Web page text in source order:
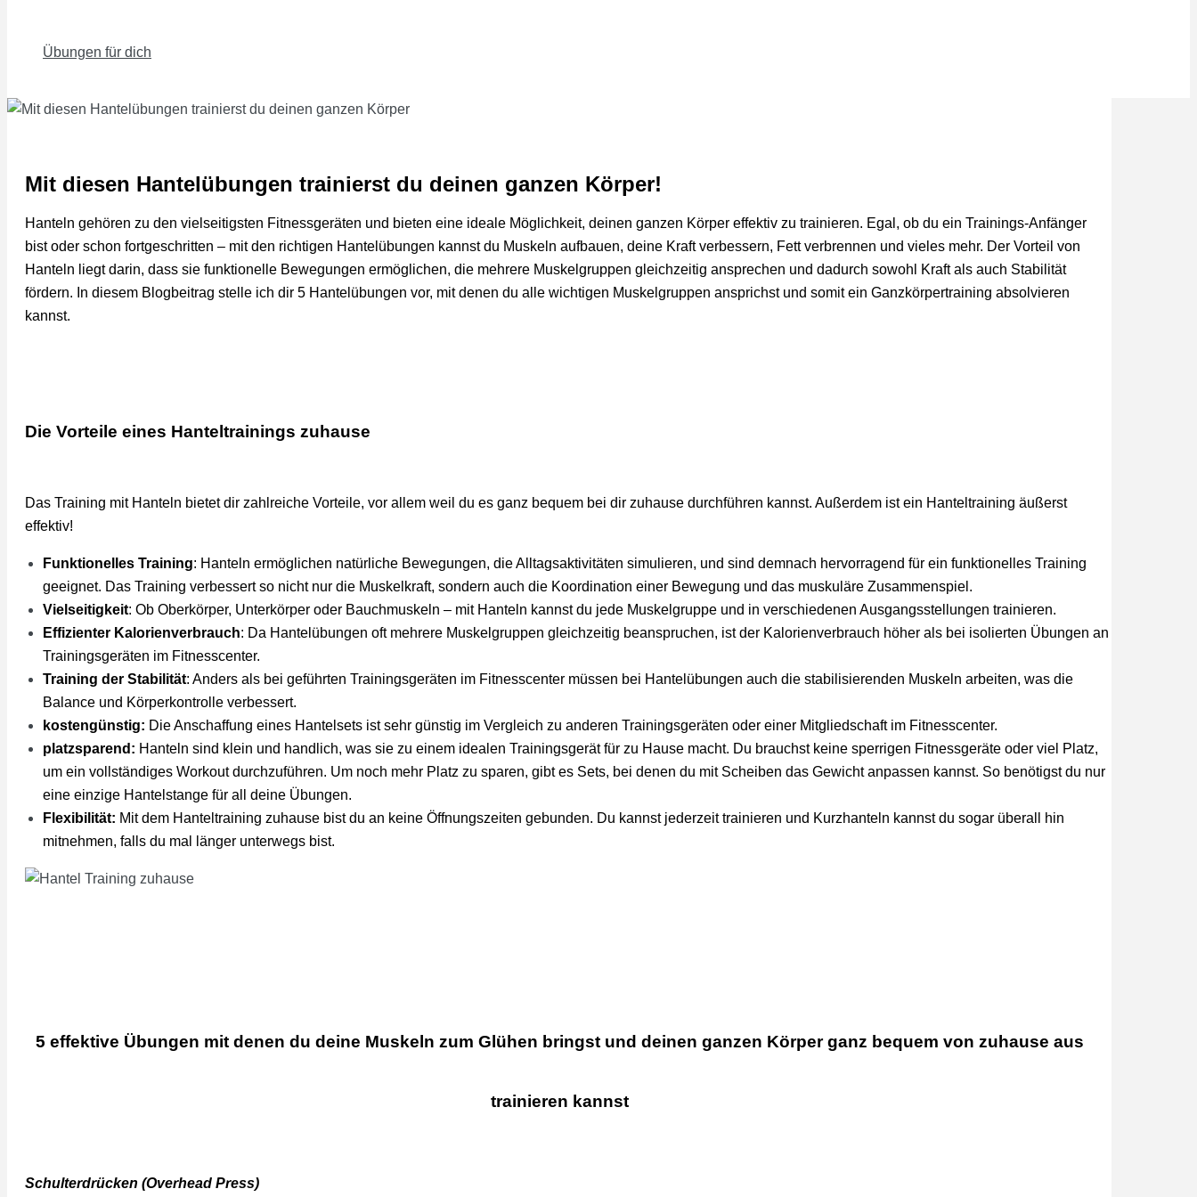
Übungen für dich
Mit diesen Hantelübungen trainierst du deinen ganzen Körper!
Hanteln gehören zu den vielseitigsten Fitnessgeräten und bieten eine ideale Möglichkeit, deinen ganzen Körper effektiv zu trainieren. Egal, ob du ein Trainings-Anfänger
bist oder schon fortgeschritten – mit den richtigen Hantelübungen kannst du Muskeln aufbauen, deine Kraft verbessern, Fett verbrennen und vieles mehr. Der Vorteil von
Hanteln liegt darin, dass sie funktionelle Bewegungen ermöglichen, die mehrere Muskelgruppen gleichzeitig ansprechen und dadurch sowohl Kraft als auch Stabilität
fördern. In diesem Blogbeitrag stelle ich dir 5 Hantelübungen vor, mit denen du alle wichtigen Muskelgruppen ansprichst und somit ein Ganzkörpertraining absolvieren
kannst.
Die Vorteile eines Hanteltrainings zuhause
Das Training mit Hanteln bietet dir zahlreiche Vorteile, vor allem weil du es ganz bequem bei dir zuhause durchführen kannst. Außerdem ist ein Hanteltraining äußerst
effektiv!
Funktionelles Training: Hanteln ermöglichen natürliche Bewegungen, die Alltagsaktivitäten simulieren, und sind demnach hervorragend für ein funktionelles Training
geeignet. Das Training verbessert so nicht nur die Muskelkraft, sondern auch die Koordination einer Bewegung und das muskuläre Zusammenspiel.
Vielseitigkeit: Ob Oberkörper, Unterkörper oder Bauchmuskeln – mit Hanteln kannst du jede Muskelgruppe und in verschiedenen Ausgangsstellungen trainieren.
Effizienter Kalorienverbrauch: Da Hantelübungen oft mehrere Muskelgruppen gleichzeitig beanspruchen, ist der Kalorienverbrauch höher als bei isolierten Übungen an
Trainingsgeräten im Fitnesscenter.
Training der Stabilität: Anders als bei geführten Trainingsgeräten im Fitnesscenter müssen bei Hantelübungen auch die stabilisierenden Muskeln arbeiten, was die
Balance und Körperkontrolle verbessert.
kostengünstig: Die Anschaffung eines Hantelsets ist sehr günstig im Vergleich zu anderen Trainingsgeräten oder einer Mitgliedschaft im Fitnesscenter.
platzsparend: Hanteln sind klein und handlich, was sie zu einem idealen Trainingsgerät für zu Hause macht. Du brauchst keine sperrigen Fitnessgeräte oder viel Platz,
um ein vollständiges Workout durchzuführen. Um noch mehr Platz zu sparen, gibt es Sets, bei denen du mit Scheiben das Gewicht anpassen kannst. So benötigst du nur
eine einzige Hantelstange für all deine Übungen.
Flexibilität: Mit dem Hanteltraining zuhause bist du an keine Öffnungszeiten gebunden. Du kannst jederzeit trainieren und Kurzhanteln kannst du sogar überall hin
mitnehmen, falls du mal länger unterwegs bist.
5 effektive Übungen mit denen du deine Muskeln zum Glühen bringst und deinen ganzen Körper ganz bequem von zuhause aus
trainieren kannst
Schulterdrücken (Overhead Press)